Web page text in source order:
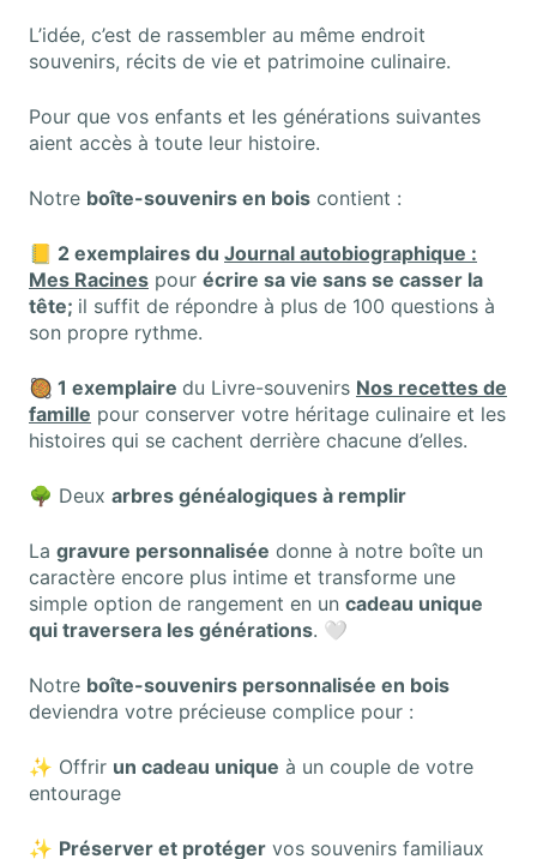
L’idée, c’est de rassembler au même endroit
souvenirs, récits de vie et patrimoine culinaire.
Pour que vos enfants et les générations suivantes
aient accès à toute leur histoire.
Notre boîte-souvenirs en bois contient :
📒 2 exemplaires du Journal autobiographique :
Mes Racines pour écrire sa vie sans se casser la
tête; il suffit de répondre à plus de 100 questions à
son propre rythme.
🥘 1 exemplaire du Livre-souvenirs Nos recettes de
famille pour conserver votre héritage culinaire et les
histoires qui se cachent derrière chacune d’elles.
🌳 Deux arbres généalogiques à remplir
La gravure personnalisée donne à notre boîte un
caractère encore plus intime et transforme une
simple option de rangement en un cadeau unique
qui traversera les générations. 🤍
Notre boîte-souvenirs personnalisée en bois
deviendra votre précieuse complice pour :
✨ Offrir un cadeau unique à un couple de votre
entourage
✨ Préserver et protéger vos souvenirs familiaux